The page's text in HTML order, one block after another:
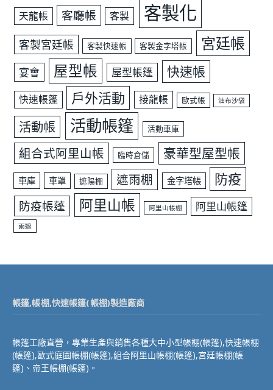
天龍帳 客廳帳 客製 客製化
客製宮廷帳 客製快速帳 客製金字塔帳 宮廷帳
宴會 屋型帳 屋型帳篷 快速帳
快速帳篷 戶外活動 接龍帳 歐式帳 油布沙袋
活動帳 活動帳篷 活動車庫
組合式阿里山帳 臨時倉儲 豪華型屋型帳
車庫 車罩 遮陽棚 遮雨棚 金字塔帳 防疫
防疫帳蓬 阿里山帳 阿里山帳棚 阿里山帳篷
雨遮
帳篷,帳棚,快速帳篷(帳棚)製造廠商
帳篷工廠直營，專業生產與銷售各種大中小型帳棚(帳篷),快速帳棚
(帳篷),歐式庭園帳棚(帳篷),組合阿里山帳棚(帳篷),宮廷帳棚(帳
篷)、帝王帳棚(帳篷)。